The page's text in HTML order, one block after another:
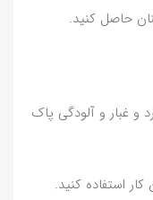
حاصل کنید.
و غبار و آلودگی پاک
استفاده کنید.